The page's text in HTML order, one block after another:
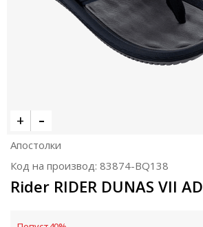
Апостолки
Код на производ: 83874-BQ138
Rider RIDER DUNAS VII AD